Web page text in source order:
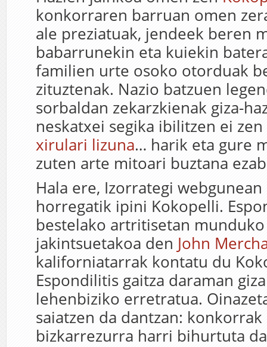
konkorraren barruan omen
ale preziatuak, jendeek beren
babarrunekin eta kuiekin
familien urte osoko otorduak
zituztenak. Nazio batzuen
sorbaldan zekarzkienak giza-
neskatxei segika ibilitzen ei
xirulari lizuna… harik eta gure
zuten arte mitoari buztana
Hala ere, Izorrategi
horregatik ipini Kokopelli.
bestelako artritisetan
jakintsuetakoa den John
kaliforniatarrak kontatu du
Espondilitis gaitza daraman
lehenbiziko erretratua.
saiatzen da dantzan:
bizkarrezurra harri bihurtuta